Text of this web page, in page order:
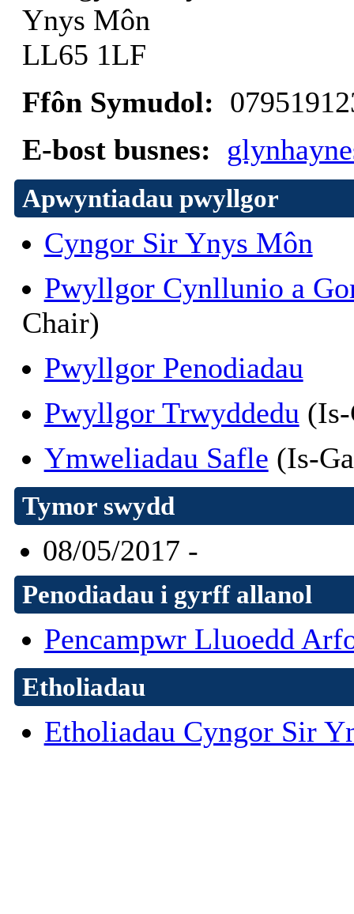
Ynys Môn
LL65 1LF
Ffôn Symudol:
E-bost busnes:
Apwyntiadau pwyllgor
Cyngor Sir Ynys Môn
Pwyllgor Cynllunio a
Chair)
Pwyllgor Penodiadau
Pwyllgor Trwyddedu(Is-
Ymweliadau Safle (Is-
Tymor swydd
08/05/2017 -
Penodiadau i gyrff allanol
Pencampwr Lluoedd
Etholiadau
Etholiadau Cyngor Sir